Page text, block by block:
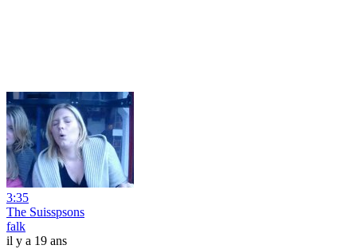
3:35
The Suisspsons
falk
il y a 19 ans